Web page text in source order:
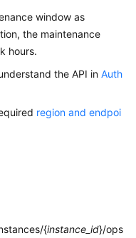
window as
the maintenance
hours.
the API in Auth
region and endpoi
{instance_id}/ops